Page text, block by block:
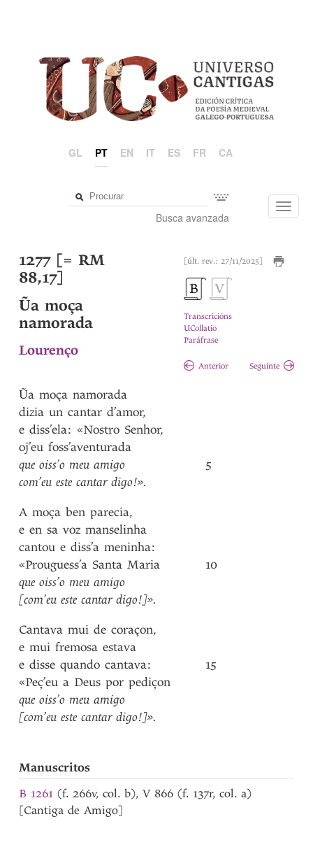
GL PT EN IT ES FR CA
Busca avanzada
[últ. rev.: 27/11/2025]
Transcricións
UCollatio
Paráfrase
Anterior Seguinte
1277 [= RM
88,17]
Ũa moça
namorada
Lourenço
Ũa moça namorada
dizia un cantar d’amor,
e diss’ela: «Nostro Senhor,
oj’eu foss’aventurada
que oiss’o meu amigo
com’eu este cantar digo!».
A moça ben parecia,
e en sa voz manselinha
cantou e diss’a meninha:
«Prouguess’a Santa Maria
que oiss’o meu amigo
[com’eu este cantar digo!]».
Cantava mui de coraçon,
e mui fremosa estava
e disse quando cantava:
«Peç’eu a Deus por pediçon
que oiss’o meu amigo
[com’eu este cantar digo!]».
5
10
15
Manuscritos
B 1261 (f. 266v, col. b), V 866 (f. 137r, col. a)
[Cantiga de Amigo]